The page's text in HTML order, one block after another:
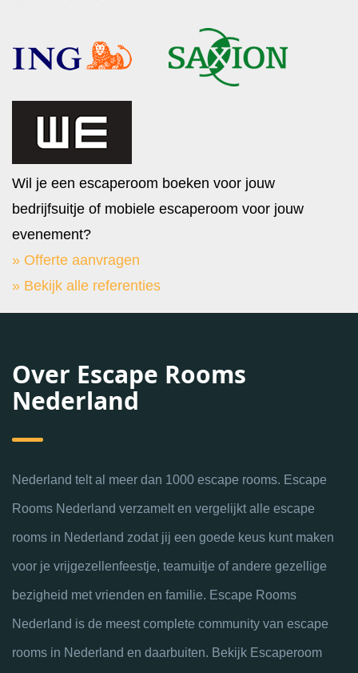
Wil je een escaperoom boeken voor jouw
bedrijfsuitje of mobiele escaperoom voor jouw
evenement?
» Offerte aanvragen
» Bekijk alle referenties
Over Escape Rooms
Nederland
Nederland telt al meer dan 1000 escape rooms. Escape
Rooms Nederland verzamelt en vergelijkt alle escape
rooms in Nederland zodat jij een goede keus kunt maken
voor je vrijgezellenfeestje, teamuitje of andere gezellige
bezigheid met vrienden en familie. Escape Rooms
Nederland is de meest complete community van escape
rooms in Nederland en daarbuiten. Bekijk Escaperoom